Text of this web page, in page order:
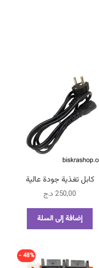
كابل تغذية جودة عالية
250,00 د.ج
إضافة إلى السلة
48% -